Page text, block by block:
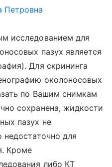
Петровна
исследованием для
пазух является
Для скрининга
околоносовых
по Вашим снимкам
сохранена, жидкости
пазух не
недостаточно для
Кроме
либо КТ